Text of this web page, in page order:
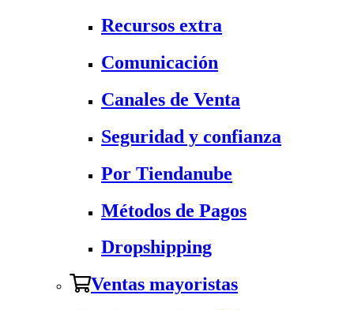
Recursos extra
Comunicación
Canales de Venta
Seguridad y confianza
Por Tiendanube
Métodos de Pagos
Dropshipping
Ventas mayoristas